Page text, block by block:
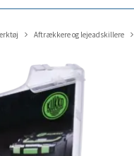
Aftrækkere og lejeadskillere